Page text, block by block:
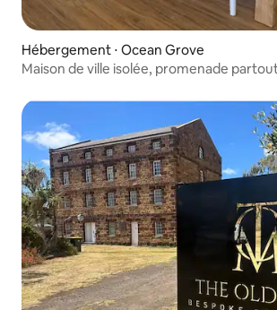
Hébergement ⋅ Ocean Grove
Maison de ville isolée, promenade